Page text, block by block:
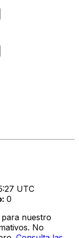
UTC
: 0
para nuestro
No